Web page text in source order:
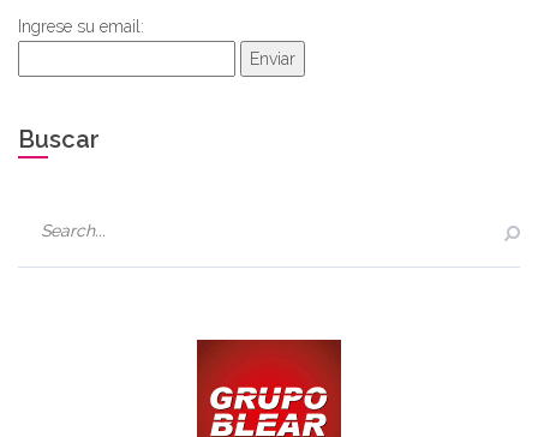
Ingrese su email:
Enviar
Buscar